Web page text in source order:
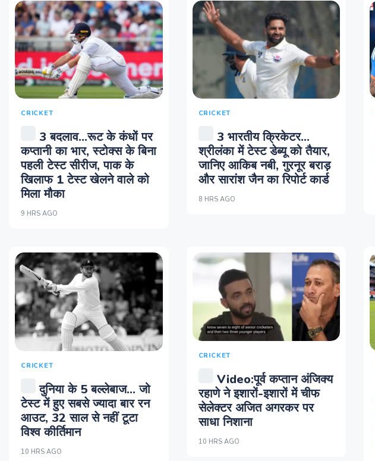
CRICKET
3 बदलाव...रूट के कंधों पर
कप्तानी का भार, स्टोक्स के बिना
पहली टेस्ट सीरीज, पाक के
खिलाफ 1 टेस्ट खेलने वाले को
मिला मौका
9 HRS AGO
CRICKET
3 भारतीय क्रिकेटर...
श्रीलंका में टेस्ट डेब्यू को तैयार,
जानिए आकिब नबी, गुरनूर बराड़
और सारांश जैन का रिपोर्ट कार्ड
8 HRS AGO
CRICKET
दुनिया के 5 बल्लेबाज... जो
टेस्ट में हुए सबसे ज्यादा बार रन
आउट, 32 साल से नहीं टूटा
विश्व कीर्तिमान
10 HRS AGO
CRICKET
Video:पूर्व कप्तान अंजिक्य
रहाणे ने इशारों-इशारों में चीफ
सेलेक्टर अजित अगरकर पर
साधा निशाना
10 HRS AGO